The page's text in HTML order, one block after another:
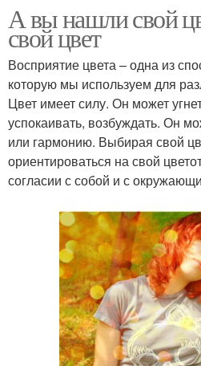
А вы нашли свой
свой цвет
Восприятие цвета – одна из
которую мы используем для
Цвет имеет силу. Он может
успокаивать, возбуждать. Он
или гармонию. Выбирая свой
ориентироваться на свой
согласии с собой и с